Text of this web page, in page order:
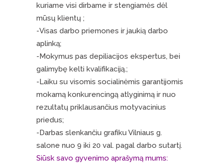
kuriame visi dirbame ir stengiamės dėl
mūsų klientų ;
-Visas darbo priemones ir jaukią darbo
aplinką;
-Mokymus pas depiliacijos ekspertus, bei
galimybę kelti kvalifikaciją.;
-Laiku su visomis socialinėmis garantijomis
mokamą konkurencingą atlyginimą ir nuo
rezultatų priklausančius motyvacinius
priedus;
-Darbas slenkančiu grafiku Vilniaus g.
salone nuo 9 iki 20 val. pagal darbo sutartį.
Siūsk savo gyvenimo aprašymą mums: